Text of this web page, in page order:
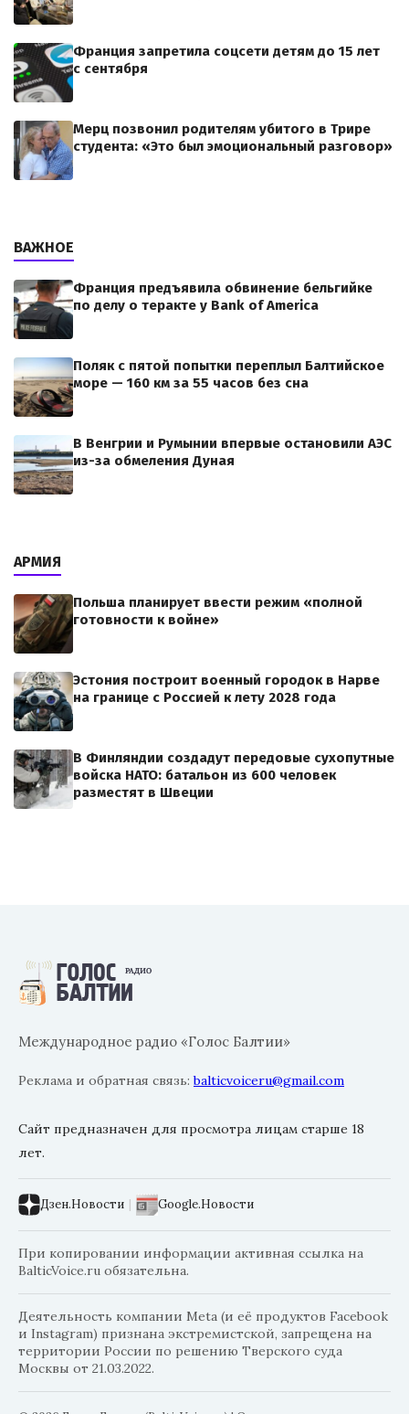
Франция запретила соцсети детям до 15 лет
с сентября
Мерц позвонил родителям убитого в Трире
студента: «Это был эмоциональный разговор»
ВАЖНОЕ
Франция предъявила обвинение бельгийке
по делу о теракте у Bank of America
Поляк с пятой попытки переплыл Балтийское
море — 160 км за 55 часов без сна
В Венгрии и Румынии впервые остановили АЭС
из-за обмеления Дуная
АРМИЯ
Польша планирует ввести режим «полной
готовности к войне»
Эстония построит военный городок в Нарве
на границе с Россией к лету 2028 года
В Финляндии создадут передовые сухопутные
войска НАТО: батальон из 600 человек
разместят в Швеции
Международное радио «Голос Балтии»
Реклама и обратная связь:balticvoiceru@gmail.com
Сайт предназначен для просмотра лицам старше 18
лет.
Дзен.Новости | Google.Новости
При копировании информации активная ссылка на
BalticVoice.ru обязательна.
Деятельность компании Meta (и её продуктов Facebook
и Instagram) признана экстремистской, запрещена на
территории России по решению Тверского суда
Москвы от 21.03.2022.